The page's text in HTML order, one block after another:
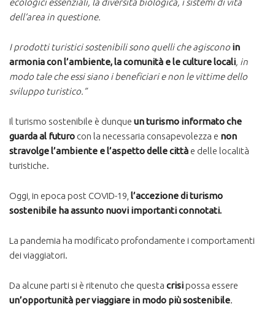
ecologici essenziali, la diversità biologica, i sistemi di vita
dell’area in questione.
I prodotti turistici sostenibili sono quelli che agiscono in
armonia con l’ambiente, la comunità e le culture locali, in
modo tale che essi siano i beneficiari e non le vittime dello
sviluppo turistico.”
Il turismo sostenibile è dunque un turismo informatoche
guarda al futuro con la necessaria consapevolezza e non
stravolge l’ambiente e l’aspetto delle città e delle località
turistiche.
Oggi, in epoca post COVID-19, l’accezione di turismo
sostenibile ha assunto nuovi importanti connotati.
La pandemia ha modificato profondamente i comportamenti
dei viaggiatori.
Da alcune parti si è ritenuto che questa crisipossa essere
un’opportunità per viaggiare in modo più sostenibile.